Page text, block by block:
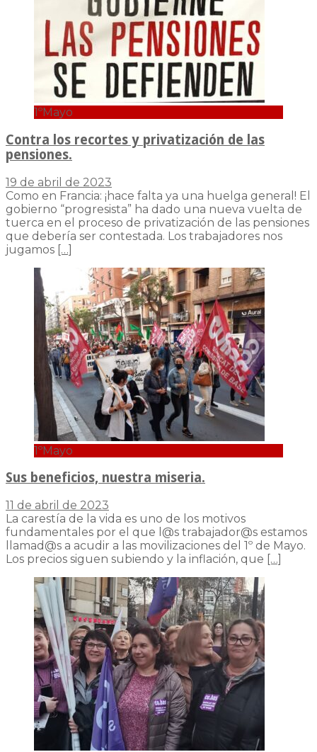
1ºMayo
Contra los recortes y privatización de las
pensiones.
19 de abril de 2023
Como en Francia: ¡hace falta ya una huelga general! El
gobierno “progresista” ha dado una nueva vuelta de
tuerca en el proceso de privatización de las pensiones
que debería ser contestada. Los trabajadores nos
jugamos […]
1ºMayo
Sus beneficios, nuestra miseria.
11 de abril de 2023
La carestía de la vida es uno de los motivos
fundamentales por el que l@s trabajador@s estamos
llamad@s a acudir a las movilizaciones del 1º de Mayo.
Los precios siguen subiendo y la inflación, que […]